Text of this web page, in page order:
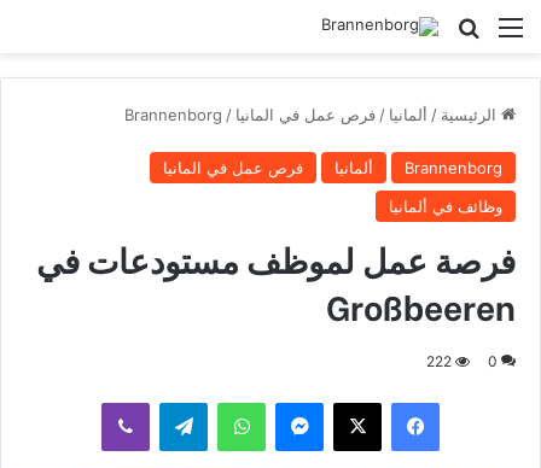
القائمة بحث عن
الرئيسية / ألمانيا / فرص عمل في المانيا /
Brannenborg
Brannenborg ألمانيا
فرص عمل في المانيا
وظائف في ألمانيا
فرصة عمل لموظف مستودعات في
Großbeeren
0
222
فيسبوك واتساب